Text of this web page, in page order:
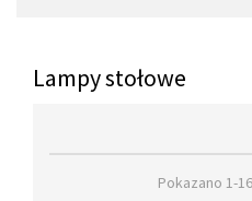
Lampy stołowe
Pokazano 1-